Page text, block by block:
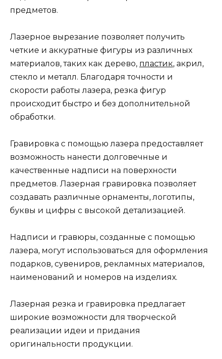
предметов.
Лазерное вырезание позволяет получить
четкие и аккуратные фигуры из различных
материалов, таких как дерево, пластик, акрил,
стекло и металл. Благодаря точности и
скорости работы лазера, резка фигур
происходит быстро и без дополнительной
обработки.
Гравировка с помощью лазера предоставляет
возможность нанести долговечные и
качественные надписи на поверхности
предметов. Лазерная гравировка позволяет
создавать различные орнаменты, логотипы,
буквы и цифры с высокой детализацией.
Надписи и гравюры, созданные с помощью
лазера, могут использоваться для оформления
подарков, сувениров, рекламных материалов,
наименований и номеров на изделиях.
Лазерная резка и гравировка предлагает
широкие возможности для творческой
реализации идеи и придания
оригинальности продукции.